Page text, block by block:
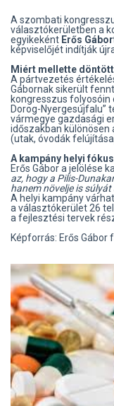
A szombati
választókerületben a
egyikeként Erős
képviselőjét indítják
Miért mellette
A pártvezetés
Gábornak sikerült
kongresszus
Dorog-Nyergesújfalu”
vármegye gazdasági
időszakban
(utak, óvodák
A kampány helyi
Erős Gábor a jelölése
az, hogy a Pilis-
hanem növelje is
A helyi kampány
a választókerület 26
a fejlesztési tervek
Képforrás: Erős Gábor